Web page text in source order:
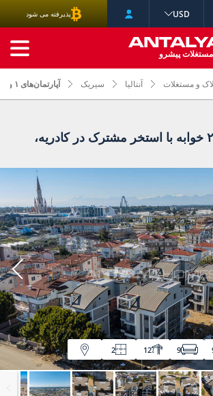
و مستغلات آنتالیا سیریک آپارتمان‌های ۱ و ۲ خوابه با استخر مشترک در کادریه، آنتالیا
آپارتمان‌های ۱ و ۲ خوابه با استخر مشترک در کادریه،
9
12
2
USD پذیرفته می شود
پیشرو